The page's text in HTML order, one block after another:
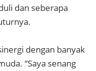
dan seberapa
dengan banyak
“Saya senang